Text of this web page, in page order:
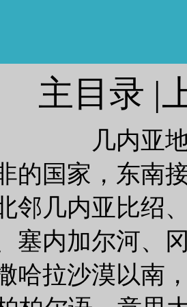
主目录 |
几内亚
的国家，东南
邻几内亚比绍
塞内加尔河、
哈拉沙漠以南